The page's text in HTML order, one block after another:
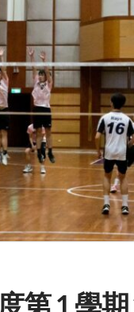
第 1 學